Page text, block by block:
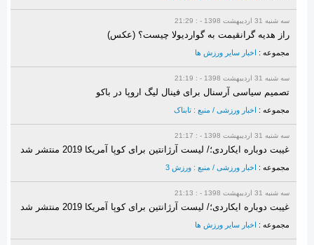
سه شنبه 31 ارديبهشت 1398 - : 21:29
راز هدیه گرانقیمت به گواردیولا چیست؟ (عکس)
مجموعه : اخبار سایر ورزش ها
سه شنبه 31 ارديبهشت 1398 - : 21:19
تصمیم سیاسی آرسنال برای فینال لیگ اروپا در باکو
مجموعه : اخبار ورزشی / منبع : تابناک
سه شنبه 31 ارديبهشت 1398 - : 21:17
غیبت دوباره ایکاردی؛/ لیست آرژانتین برای کوپا آمریکا 2019 منتشر شد
مجموعه : اخبار ورزشی / منبع : ورزش 3
سه شنبه 31 ارديبهشت 1398 - : 21:13
غیبت دوباره ایکاردی؛/ لیست آرژانتین برای کوپا آمریکا 2019 منتشر شد
مجموعه : اخبار سایر ورزش ها